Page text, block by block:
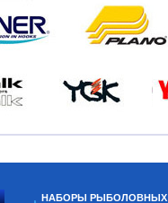
НАБОРЫ РЫБОЛОВНЫХ